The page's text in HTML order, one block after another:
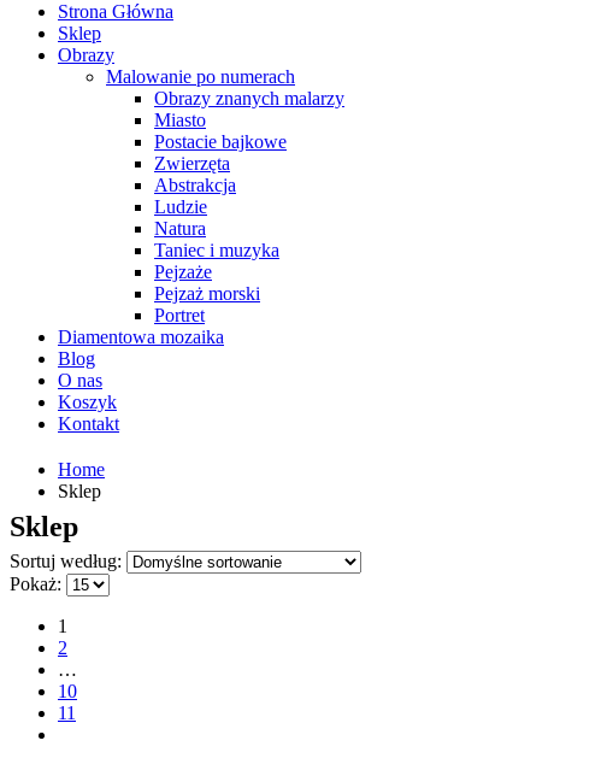
Strona Główna
Sklep
Obrazy
Malowanie po numerach
Obrazy znanych malarzy
Miasto
Postacie bajkowe
Zwierzęta
Abstrakcja
Ludzie
Natura
Taniec i muzyka
Pejzaże
Pejzaż morski
Portret
Diamentowa mozaika
Blog
O nas
Koszyk
Kontakt
Home
Sklep
Sklep
Sortuj według:
Pokaż:
1
2
…
10
11